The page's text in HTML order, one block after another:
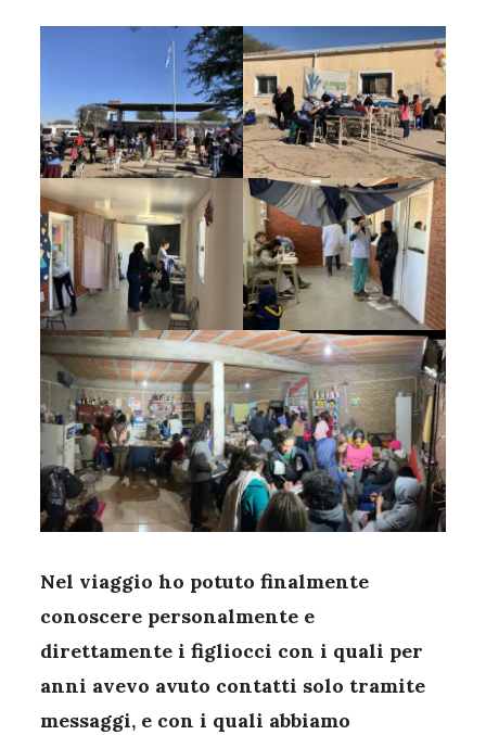
Nel viaggio ho potuto finalmente
conoscere personalmente e
direttamente i figliocci con i quali per
anni avevo avuto contatti solo tramite
messaggi, e con i quali abbiamo